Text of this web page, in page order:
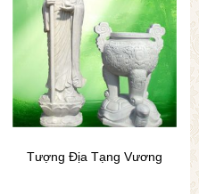
Tượng Địa Tạng Vương